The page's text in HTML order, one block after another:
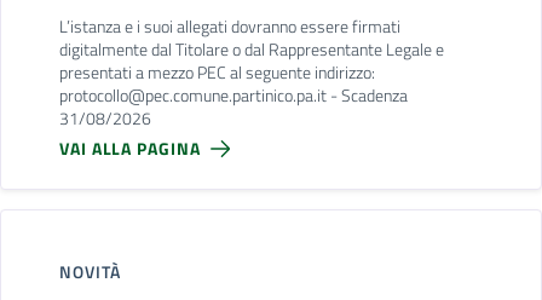
L’istanza e i suoi allegati dovranno essere firmati
digitalmente dal Titolare o dal Rappresentante Legale e
presentati a mezzo PEC al seguente indirizzo:
protocollo@pec.comune.partinico.pa.it - Scadenza
31/08/2026
VAI ALLA PAGINA
NOVITÀ